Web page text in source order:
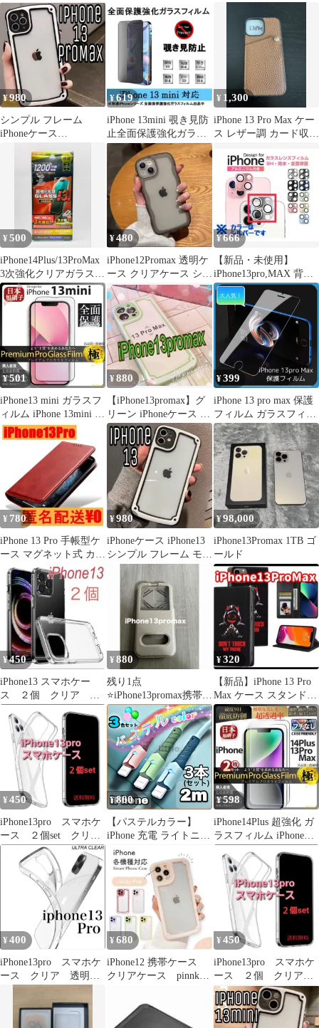
ース シンプル ２個
クリア
¥980
シンプル フレーム
iPhoneケース
¥619
iPhone 13mini 覗き見防
止全面保護強化ガラス
フィルム
¥ 1,300
iPhone 13 Pro Max ケー
ス レザー調 カード収納
¥500
iPhone14Plus/13ProMax
3次強化クリアガラスフ
ィルム
¥480
iPhone12Promax 透明ケ
ース クリアケース シン
プルケース 透黒明
¥ 666
【新品・未使用】
iPhone13pro,MAX 背面
カメラ保護ガラス 2枚
¥501
iPhone13 mini ガラスフ
ィルム iPhone 13mini 旭
硝子
¥880
【iPhone13promax】グ
リーン iPhoneケース シ
ンプル フレーム
¥399
iPhone 13 pro max 保護
フィルム ガラスフィル
ム クリア 透明
¥ 780
iPhone 13 Pro 手帳型ケ
ース マグネット式 カー
ド収納
¥980
iPhoneケース iPhone13
シンプル フレーム モノ
トーン 耐衝撃
¥98,000
iPhone13Promax 1TB ゴ
ールド
¥450
iPhone13 スマホケー
ス ２個 クリア シ
ンプル ソフト
¥ 880
残り1点
⭐️iPhone13promax携帯ス
マホ ケース 画面保護
ゴールド
¥320
【新品】iPhone 13 Pro
Max ケース スタンド機
能付 6.7インチ
¥ 450
iPhone13pro スマホケ
ース ２個set クリア
ケース 透明 シンプ
ル 大特価
¥800
【パステルカラー】
iPhone 充電 ライトニン
グケーブル 急速充電 断
線防止 Lightning [最新
iOSアップデート/デー
タ転送対応]アイフォン
iPad AirPods 充電器 か
わいい オシャレ シリコ
ン材質]【2ｍ×3本】マ
カロンカラー
¥598
iPhone14Plus 超強化 ガ
ラスフィルム iPhone
14Plus
¥ 400
iPhone13pro スマホケ
ース クリア 透明ケ
¥680
iPhone12 携帯ケース
クリアケース pinnku
¥ 450
iPhone13pro スマホケ
ース ２個 クリアケ
ース 透明 シンプル